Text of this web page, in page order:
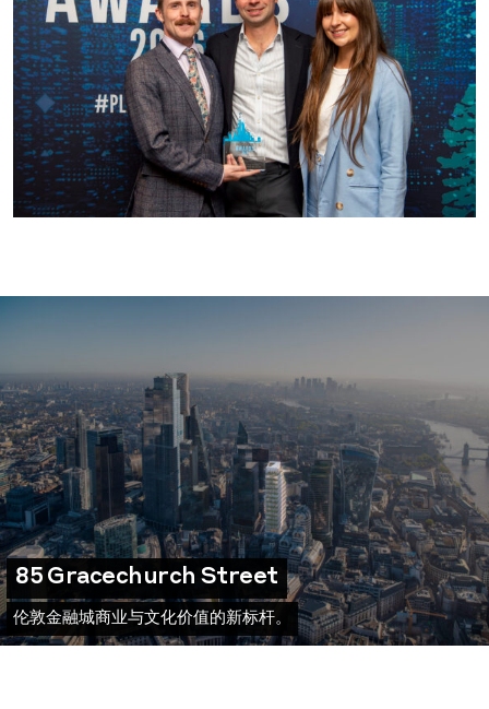
85 Gracechurch Street
伦敦金融城商业与文化价值的新标杆。